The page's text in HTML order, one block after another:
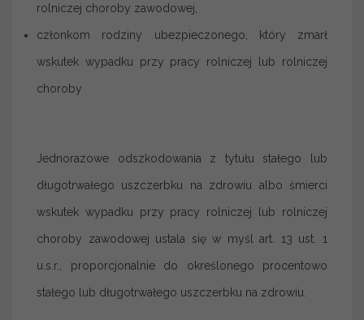
rolniczej choroby zawodowej,
członkom rodziny ubezpieczonego, który zmarł
wskutek wypadku przy pracy rolniczej lub rolniczej
choroby
Jednorazowe odszkodowania z tytułu stałego lub
długotrwałego uszczerbku na zdrowiu albo śmierci
wskutek wypadku przy pracy rolniczej lub rolniczej
choroby zawodowej ustala się w myśl art. 13 ust. 1
u.s.r., proporcjonalnie do określonego procentowo
stałego lub długotrwałego uszczerbku na zdrowiu.